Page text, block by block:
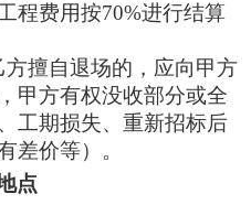
程费用按70%进行结算
擅自退场的，应向甲方
甲方有权没收部分或全
工期损失、重新招标后
差价等）。
点